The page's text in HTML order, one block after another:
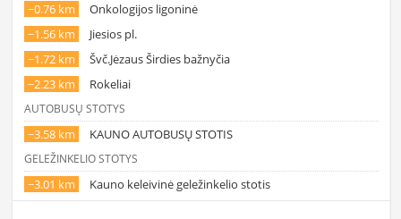
~0.76 km
Onkologijos ligoninė
~1.56 km
Jiesios pl.
~1.72 km
Švč.Jėzaus Širdies bažnyčia
~2.23 km
Rokeliai
AUTOBUSŲ STOTYS
~3.58 km KAUNO AUTOBUSŲ STOTIS
GELEŽINKELIO STOTYS
~3.01 km Kauno keleivinė geležinkelio stotis